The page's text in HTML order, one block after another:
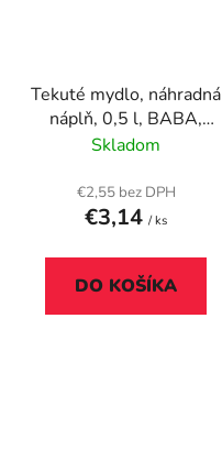
Tekuté mydlo, náhradná
náplň, 0,5 l, BABA,
kamilka
Skladom
€2,55 bez DPH
€3,14 / ks
DO KOŠÍKA